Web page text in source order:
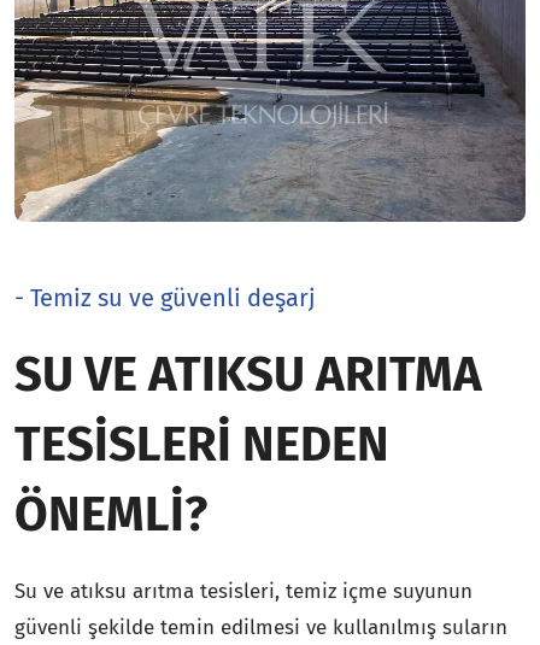
- Temiz su ve güvenli deşarj
SU VE ATIKSU ARITMA
TESISLERI NEDEN
ÖNEMLI?
Su ve atıksu arıtma tesisleri, temiz içme suyunun
güvenli şekilde temin edilmesi ve kullanılmış suların